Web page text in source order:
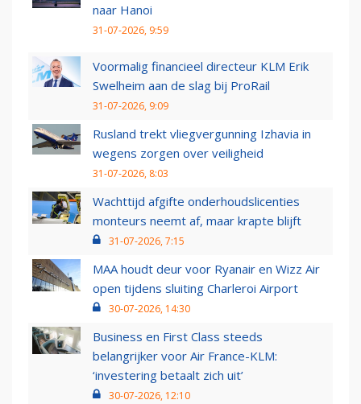
naar Hanoi
31-07-2026, 9:59
Voormalig financieel directeur KLM Erik
Swelheim aan de slag bij ProRail
31-07-2026, 9:09
Rusland trekt vliegvergunning Izhavia in
wegens zorgen over veiligheid
31-07-2026, 8:03
Wachttijd afgifte onderhoudslicenties
monteurs neemt af, maar krapte blijft
31-07-2026, 7:15
MAA houdt deur voor Ryanair en Wizz Air
open tijdens sluiting Charleroi Airport
30-07-2026, 14:30
Business en First Class steeds
belangrijker voor Air France-KLM:
‘investering betaalt zich uit’
30-07-2026, 12:10